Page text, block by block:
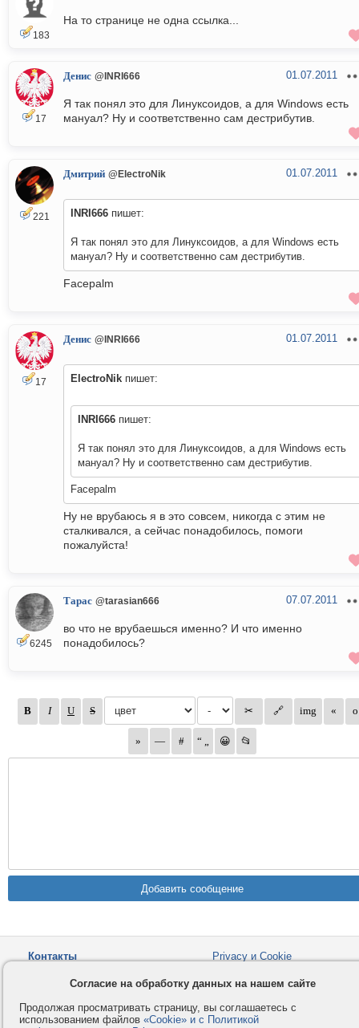
183
На то странице не одна ссылка...
17
Денис @INRI666 01.07.2011
Я так понял это для Линуксоидов, а для Windows есть
мануал? Ну и соответственно сам дестрибутив.
221
Дмитрий @ElectroNik 01.07.2011
INRI666 пишет:
Я так понял это для Линуксоидов, а для Windows есть
мануал? Ну и соответственно сам дестрибутив.
Facepalm
17
Денис @INRI666 01.07.2011
ElectroNik пишет:
INRI666 пишет:
Я так понял это для Линуксоидов, а для Windows есть
мануал? Ну и соответственно сам дестрибутив.
Facepalm
Ну не врубаюсь я в это совсем, никогда с этим не
сталкивался, а сейчас понадобилось, помоги
пожалуйста!
6245
Тарас @tarasian666 07.07.2011
во что не врубаешься именно? И что именно
понадобилось?
Контакты
Privacy и Cookie
Как оплатить
Форумы
Согласие на обработку данных на нашем сайте
Продолжая просматривать страницу, вы соглашаетесь с
использованием файлов «Cookie» и с Политикой